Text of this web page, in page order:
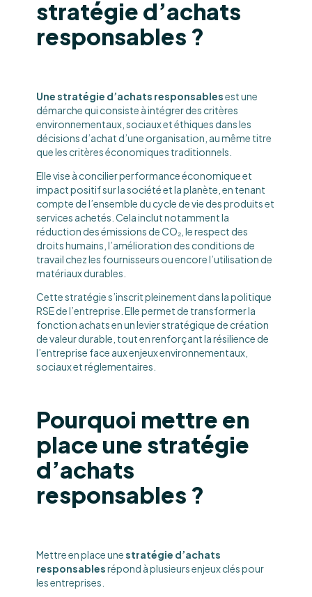
stratégie d’achats
responsables ?
Une stratégie d’achats responsablesest une
démarche qui consiste à intégrer des critères
environnementaux, sociaux et éthiques dans les
décisions d’achat d’une organisation, au même titre
que les critères économiques traditionnels.
Elle vise à concilier performance économique et
impact positif sur la société et la planète, en tenant
compte de l’ensemble du cycle de vie des produits et
services achetés. Cela inclut notamment la
réduction des émissions de CO₂, le respect des
droits humains, l’amélioration des conditions de
travail chez les fournisseurs ou encore l’utilisation de
matériaux durables.
Cette stratégie s’inscrit pleinement dans la politique
RSE de l’entreprise. Elle permet de transformer la
fonction achats en un levier stratégique de création
de valeur durable, tout en renforçant la résilience de
l’entreprise face aux enjeux environnementaux,
sociaux et réglementaires.
Pourquoi mettre en
place une stratégie
d’achats
responsables ?
Mettre en place unestratégie d’achats
responsablesrépond à plusieurs enjeux clés pour
les entreprises.